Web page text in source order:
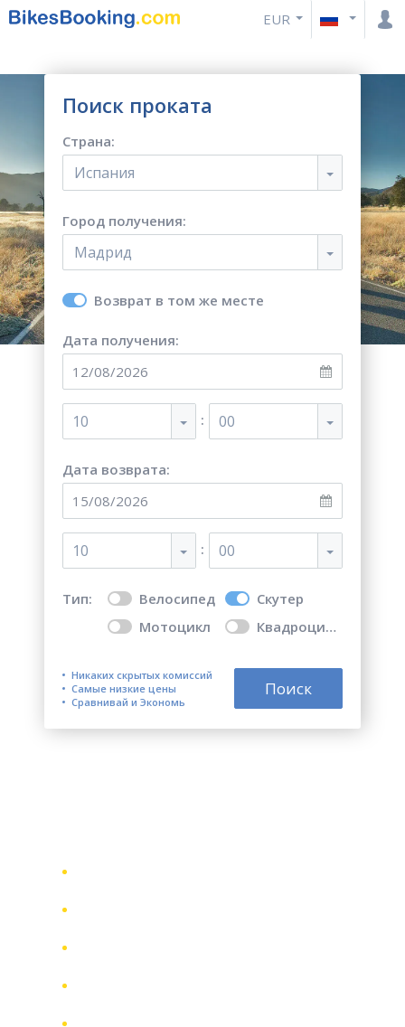
EUR
Поиск проката
Страна:
Испания
Город получения:
Мадрид
Возврат в том же месте
Дата получения:
10 : 00
Дата возврата:
10 : 00
Тип: Велосипед
Скутер
Мотоцикл
Квадроцикл
Никаких скрытых комиссий
Самые низкие цены
Сравнивай и Экономь
Поиск